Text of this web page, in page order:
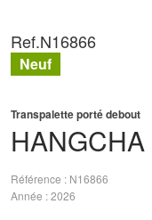
HANGCHA
Transpalette porté debout
Référence
N16866
Année 2026
Ref.N16866
Neuf